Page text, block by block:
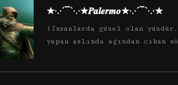
★·.·´¯`·.·★𝑷𝒂𝒍𝒆𝒓𝒎𝒐★·.·´¯`·.·★
(İnsanlarda güzel olan
yapan aslında ağızdan çıkan